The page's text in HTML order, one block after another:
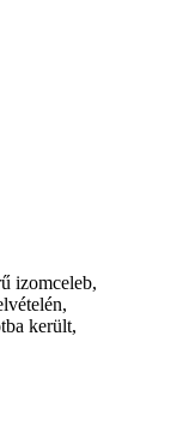
izomceleb,
került,